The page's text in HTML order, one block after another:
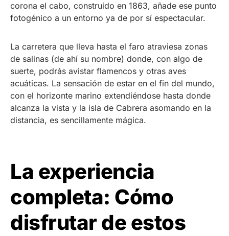
corona el cabo, construido en 1863, añade ese punto
fotogénico a un entorno ya de por sí espectacular.
La carretera que lleva hasta el faro atraviesa zonas
de salinas (de ahí su nombre) donde, con algo de
suerte, podrás avistar flamencos y otras aves
acuáticas. La sensación de estar en el fin del mundo,
con el horizonte marino extendiéndose hasta donde
alcanza la vista y la isla de Cabrera asomando en la
distancia, es sencillamente mágica.
La experiencia
completa: Cómo
disfrutar de estos